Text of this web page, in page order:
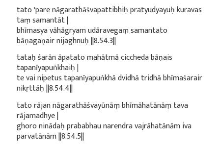
tato 'pare nāgarathāśvapattibhiḥ pratyudyayuḥ kuravas
taṃ samantāt |
bhīmasya vāhāgryam udāravegaṃ samantato
bāṇagaṇair nijaghnuḥ ||8.54.3||
tataḥ śarān āpatato mahātmā ciccheda bāṇais
tapanīyapuṅkhaiḥ |
te vai nipetus tapanīyapuṅkhā dvidhā tridhā bhīmaśarair
nikṛttāḥ ||8.54.4||
tato rājan nāgarathāśvayūnāṃ bhīmāhatānāṃ tava
rājamadhye |
ghoro ninādaḥ prababhau narendra vajrāhatānām iva
parvatānām ||8.54.5||